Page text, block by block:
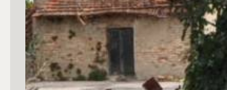
Locali
Qualsiasi